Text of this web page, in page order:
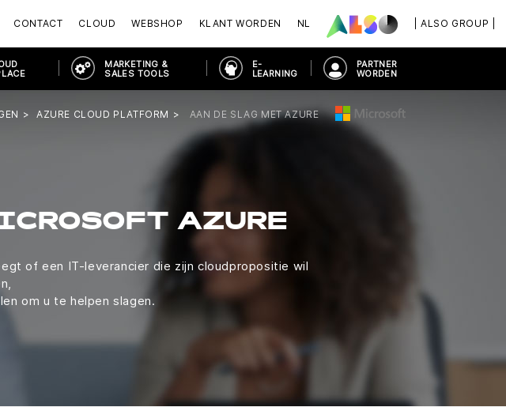
| ALSO GROUP |
CONTACT CLOUD WEBSHOP KLANT WORDEN NL
MARKETING &
SALES TOOLS
E-
LEARNING
PARTNER
WORDEN
AZURE CLOUD PLATFORM AAN DE SLAG MET AZURE
AZURE
of een IT-leverancier die zijn cloudpropositie wil
om u te helpen slagen.